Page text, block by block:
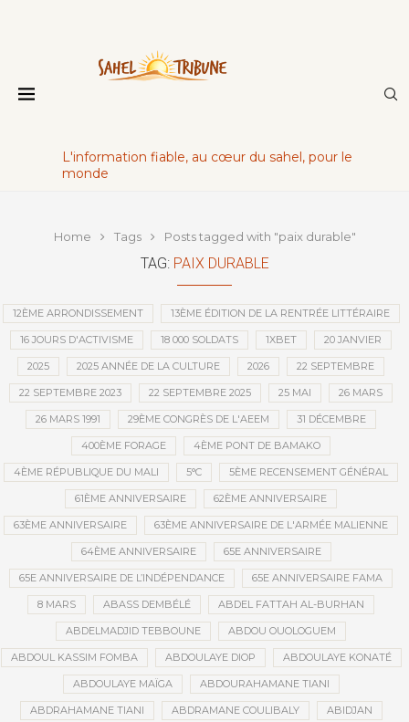
L'information fiable, au cœur du sahel, pour le
monde
Home Tags Posts tagged with "paix durable"
TAG: PAIX DURABLE
12ÈME ARRONDISSEMENT 13ÈME ÉDITION DE LA RENTRÉE LITTÉRAIRE
16 JOURS D'ACTIVISME 18 000 SOLDATS 1XBET 20 JANVIER
2025 2025 ANNÉE DE LA CULTURE 2026 22 SEPTEMBRE
22 SEPTEMBRE 2023 22 SEPTEMBRE 2025 25 MAI 26 MARS
26 MARS 1991 29ÈME CONGRÈS DE L'AEEM 31 DÉCEMBRE
400ÈME FORAGE 4ÈME PONT DE BAMAKO
4ÈME RÉPUBLIQUE DU MALI 5°C 5ÈME RECENSEMENT GÉNÉRAL
61ÈME ANNIVERSAIRE 62ÈME ANNIVERSAIRE
63ÈME ANNIVERSAIRE 63ÈME ANNIVERSAIRE DE L'ARMÉE MALIENNE
64ÈME ANNIVERSAIRE 65E ANNIVERSAIRE
65E ANNIVERSAIRE DE L’INDÉPENDANCE 65E ANNIVERSAIRE FAMA
8 MARS ABASS DEMBÉLÉ ABDEL FATTAH AL-BURHAN
ABDELMADJID TEBBOUNE ABDOU OUOLOGUEM
ABDOUL KASSIM FOMBA ABDOULAYE DIOP ABDOULAYE KONATÉ
ABDOULAYE MAÏGA ABDOURAHAMANE TIANI
ABDRAHAMANE TIANI ABDRAMANE COULIBALY ABIDJAN